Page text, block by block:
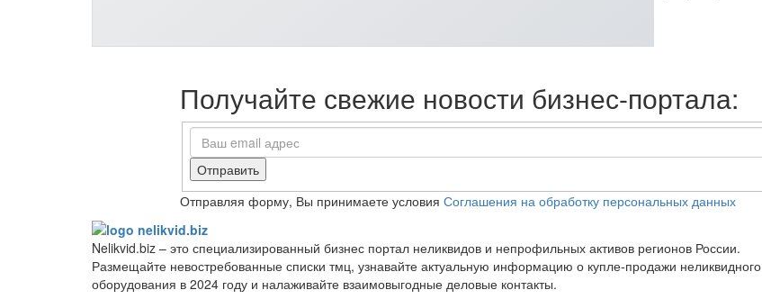
Получайте свежие новости бизнес-портала:
Отправить
Отправляя форму, Вы принимаете условия Соглашения на обработку персональных данных
Nelikvid.biz – это специализированный бизнес портал неликвидов и непрофильных активов регионов России.
Размещайте невостребованные списки тмц, узнавайте актуальную информацию о купле-продажи неликвидного
оборудования в 2024 году и налаживайте взаимовыгодные деловые контакты.